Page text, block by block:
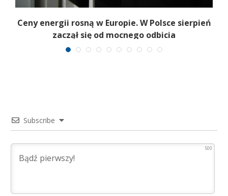
Ceny energii rosną w Europie. W Polsce sierpień
zaczął się od mocnego odbicia
Subscribe
500